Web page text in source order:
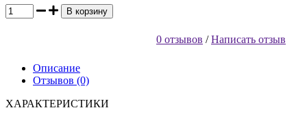
В корзину
0 отзывов /Написать отзыв
Описание
Отзывов (0)
ХАРАКТЕРИСТИКИ